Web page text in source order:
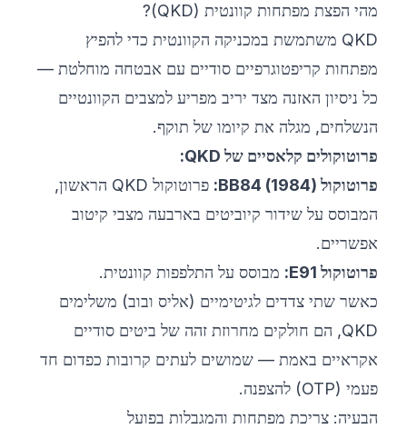
מהי הפצת מפתחות קוונטית (QKD)?
QKD משתמשת במכניקה הקוונטית כדי להפיץ
מפתחות קריפטוגרפיים סודיים עם אבטחה מוחלטת —
כל ניסיון האזנה מצד יריב מפריע למצבים הקוונטיים
הנשלחים, מגלה את קיומו של תוקף.
פרוטוקולים קלאסיים של QKD:
פרוטוקול BB84 (1984):
פרוטוקול QKD הראשון,
המבוסס על שידור קיוביטים בארבעה מצבי קיטוב
אפשריים.
פרוטוקול E91:
מבוסס על התלפפות קוונטית.
כאשר שתי צדדים לגיטימיים (אליס ובוב) משלימים
QKD, הם חולקים מחרוזת זהה של ביטים סודיים
אקראיים באמת — שמושים לעתים קרובות כפדום חד
פעמי (OTP) להצפנה.
הבעיה: צריכת מפתחות והמגבלות בפועל